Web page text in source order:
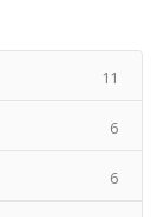
11
6
6